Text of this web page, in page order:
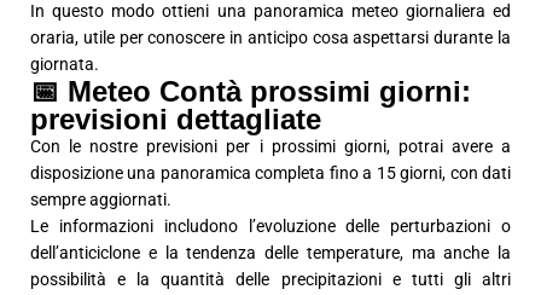
In questo modo ottieni una panoramica meteo giornaliera ed
oraria, utile per conoscere in anticipo cosa aspettarsi durante la
giornata.
📅 Meteo Contà prossimi giorni:
previsioni dettagliate
Con le nostre previsioni per i prossimi giorni, potrai avere a
disposizione una panoramica completa fino a 15 giorni, con dati
sempre aggiornati.
Le informazioni includono l’evoluzione delle perturbazioni o
dell’anticiclone e la tendenza delle temperature, ma anche la
possibilità e la quantità delle precipitazioni e tutti gli altri